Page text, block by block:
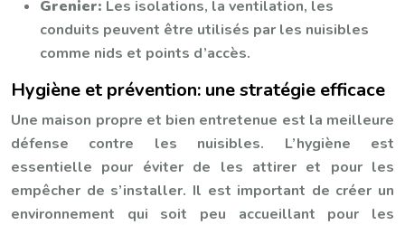
Grenier: Les isolations, la ventilation, les
conduits peuvent être utilisés par les nuisibles
comme nids et points d’accès.
Hygiène et prévention: une stratégie efficace
Une maison propre et bien entretenue est la meilleure
défense contre les nuisibles. L’hygiène est
essentielle pour éviter de les attirer et pour les
empêcher de s’installer. Il est important de créer un
environnement qui soit peu accueillant pour les